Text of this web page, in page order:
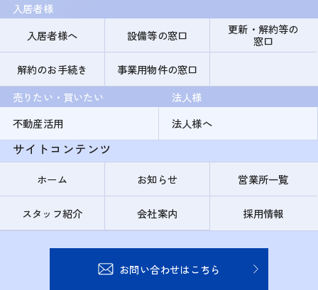
入居者様
入居者様へ
設備等の窓口
更新・解約等の
窓口
解約のお手続き
事業用物件の窓口
売りたい・買いたい
不動産活用
法人様
法人様へ
サイトコンテンツ
ホーム お知らせ 営業所一覧
スタッフ紹介 会社案内 採用情報
お問い合わせはこちら